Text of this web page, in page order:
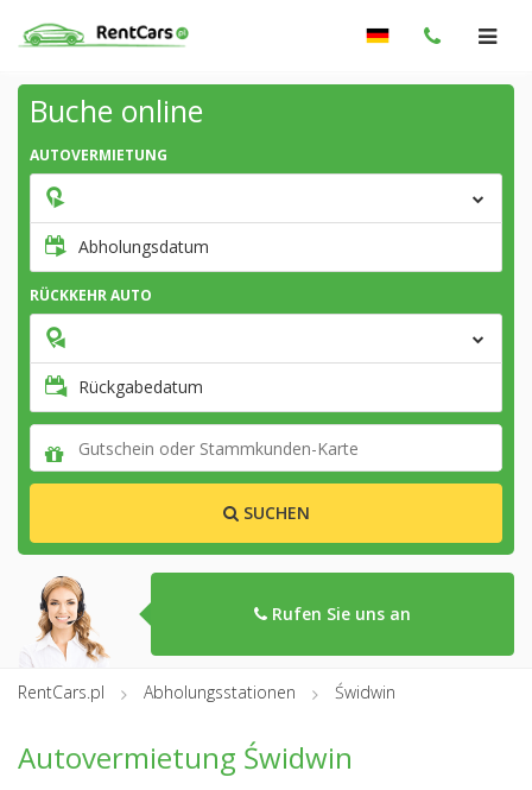
Buche online
AUTOVERMIETUNG
Abholungsdatum
RÜCKKEHR AUTO
Rückgabedatum
SUCHEN
Rufen Sie uns an
RentCars.pl Abholungsstationen Świdwin
Autovermietung Świdwin